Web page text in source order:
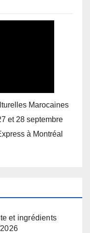
Marocaines
et 28 septembre
à Montréal
et ingrédients